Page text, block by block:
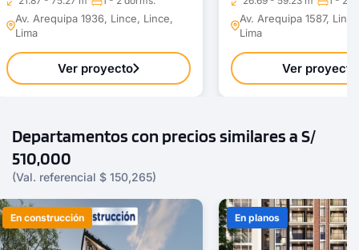
Av. Arequipa 1936, Lince, Lince,
Lima
Ver proyecto
Av. Arequipa 1587,
Lima
Ver proyecto
Departamentos con precios similares a S/
510,000
(Val. referencial $ 150,265)
En construcción En planos